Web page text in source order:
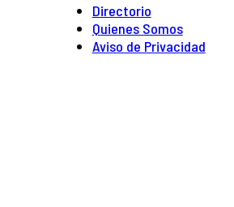
Directorio
Quienes Somos
Aviso de Privacidad